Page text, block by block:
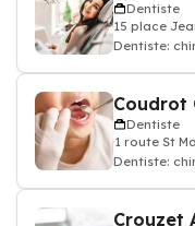
Dentiste
15 place
Dentiste:
Coudrot
Dentiste
1 route St
Dentiste:
Crouzet